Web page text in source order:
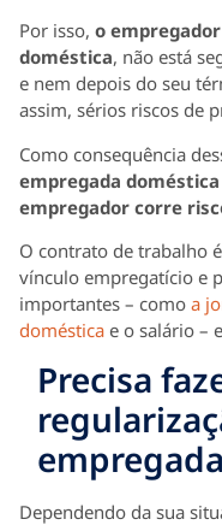
Por isso, o
doméstica, não está
e nem depois do seu
assim, sérios riscos de
Como consequência
empregada
empregador corre
O contrato de trabalho
vínculo empregatício e
importantes – como a
doméstica e o salário –
Precisa
Dependendo da sua